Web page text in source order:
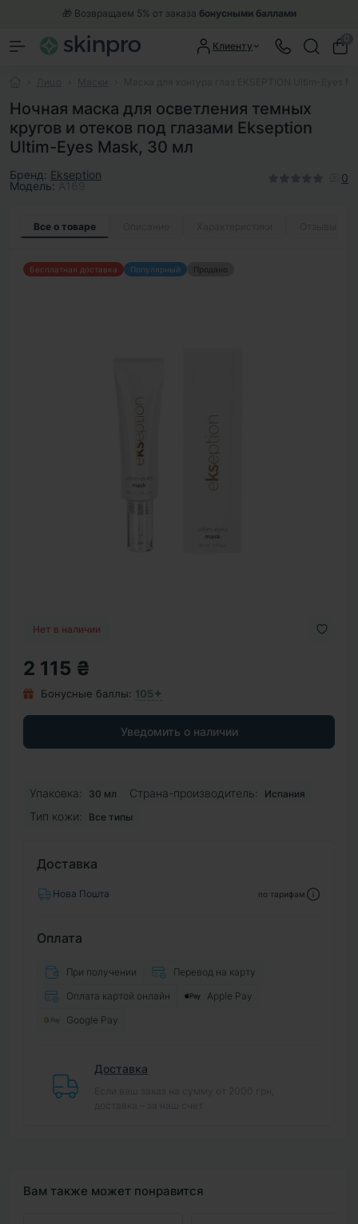
🎁 Возвращаем 5% от заказа бонусными баллами
Клиенту
Ночная маска для осветления темных
кругов и отеков под глазами Ekseption
Ultim-Eyes Mask, 30 мл
Бренд: Ekseption
Модель:
A169
0
Все о товаре
Бесплатная доставка Популярный Продано
Нет в наличии
2 115 ₴
Бонусные баллы: 105✦
Уведомить о наличии
Упаковка: 30 мл Страна-производитель: Испания
Тип кожи: Все типы
Доставка
Нова Пошта по тарифам
Оплата
При получении
Перевод на карту
Оплата картой онлайн
Apple Pay
Google Pay
Доставка
Вам также может понравится